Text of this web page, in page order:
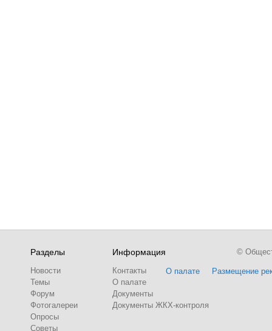
Разделы
Новости
Темы
Форум
Фотогалереи
Опросы
Советы
Информация
Контакты
О палате
Документы
Документы ЖКХ-контроля
О палате Размещение
©